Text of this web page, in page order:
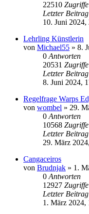
22510 Zugriffe
Letzter Beitrag
10. Juni 2024,
Lehrling Künstlerin
von Michael55 » 8.
0 Antworten
20531 Zugriffe
Letzter Beitrag
8. Juni 2024,
Regelfrage Warps
von wombel » 29.
0 Antworten
10568 Zugriffe
Letzter Beitrag
29. März
Cangaceiros
von Brudnjak » 1.
0 Antworten
12927 Zugriffe
Letzter Beitrag
1. März 2024,